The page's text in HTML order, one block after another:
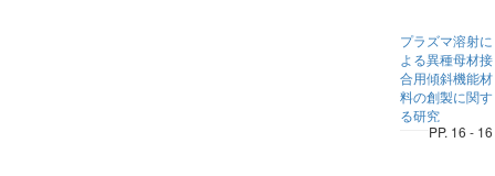
プラズマ溶射に
よる異種母材接
合用傾斜機能材
料の創製に関す
る研究
PP. 16 - 16